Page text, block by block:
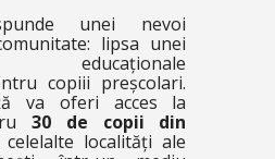
unei nevoi
lipsa unei
educaționale
copiii preșcolari.
va oferi acces la
30 de copii din
localități ale